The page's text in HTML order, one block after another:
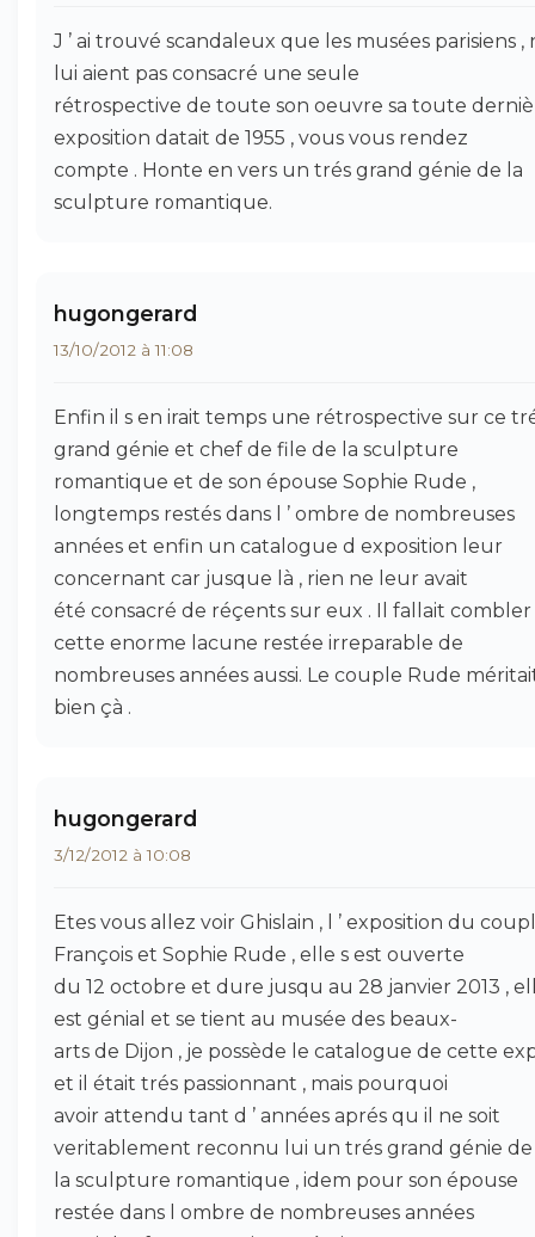
J ’ ai trouvé scandaleux que les musées parisiens ,
lui aient pas consacré une seule
rétrospective de toute son oeuvre sa toute
exposition datait de 1955 , vous vous rendez
compte . Honte en vers un trés grand génie de la
sculpture romantique.
hugongerard
13/10/2012 à 11:08
Enfin il s en irait temps une rétrospective sur ce
grand génie et chef de file de la sculpture
romantique et de son épouse Sophie Rude ,
longtemps restés dans l ’ ombre de nombreuses
années et enfin un catalogue d exposition leur
concernant car jusque là , rien ne leur avait
été consacré de réçents sur eux . Il fallait combler
cette enorme lacune restée irreparable de
nombreuses années aussi. Le couple Rude
bien çà .
hugongerard
3/12/2012 à 10:08
Etes vous allez voir Ghislain , l ’ exposition du
François et Sophie Rude , elle s est ouverte
du 12 octobre et dure jusqu au 28 janvier 2013 ,
est génial et se tient au musée des beaux-
arts de Dijon , je possède le catalogue de cette
et il était trés passionnant , mais pourquoi
avoir attendu tant d ’ années aprés qu il ne soit
veritablement reconnu lui un trés grand génie de
la sculpture romantique , idem pour son épouse
restée dans l ombre de nombreuses années